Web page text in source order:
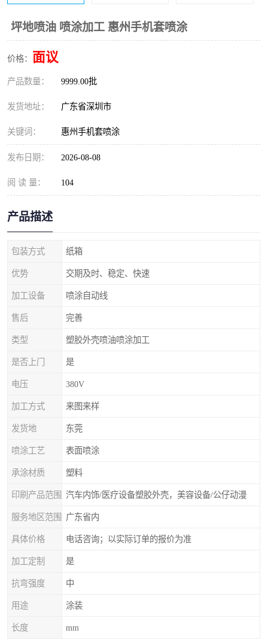
坪地喷油 喷涂加工 惠州手机套喷涂
价格： 面议
产品数量： 9999.00批
发货地址： 广东省深圳市
关键词： 惠州手机套喷涂
发布日期： 2026-08-08
阅 读 量： 104
产品描述
包装方式 纸箱
优势 交期及时、稳定、快速
加工设备 喷涂自动线
售后 完善
类型 塑胶外壳喷油喷涂加工
是否上门 是
电压 380V
加工方式 来图来样
发货地 东莞
喷涂工艺 表面喷涂
承涂材质 塑料
印刷产品范围 汽车内饰/医疗设备塑胶外壳，美容设备/公仔动漫
服务地区范围 广东省内
具体价格 电话咨询；以实际订单的报价为准
加工定制 是
抗弯强度 中
用途 涂装
长度 mm